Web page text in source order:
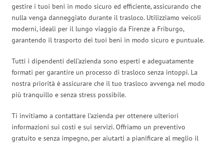
gestire i tuoi beni in modo sicuro ed efficiente, assicurando che
nulla venga danneggiato durante il trasloco. Utilizziamo veicoli
moderni, ideali per il lungo viaggio da Firenze a Friburgo,
garantendo il trasporto dei tuoi beni in modo sicuro e puntuale.
Tutti i dipendenti dell’azienda sono esperti e adeguatamente
formati per garantire un processo di trasloco senza intoppi. La
nostra priorità è assicurare che il tuo trasloco avvenga nel modo
più tranquillo e senza stress possibile.
Ti invitiamo a contattare l’azienda per ottenere ulteriori
informazioni sui costi e sui servizi. Offriamo un preventivo
gratuito e senza impegno, per aiutarti a pianificare al meglio il